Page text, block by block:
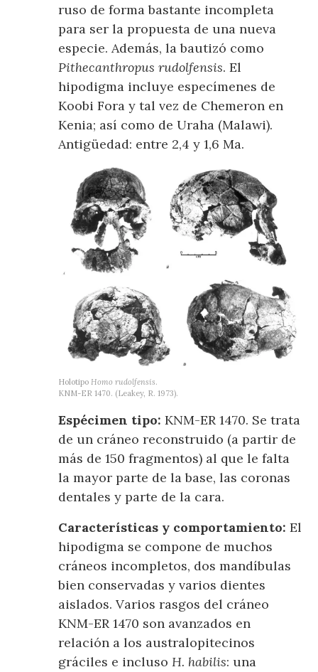
ruso de forma bastante incompleta
para ser la propuesta de una nueva
especie. Además, la bautizó como
Pithecanthropus rudolfensis. El
hipodigma incluye especímenes de
Koobi Fora y tal vez de Chemeron en
Kenia; así como de Uraha (Malawi).
Antigüedad: entre 2,4 y 1,6 Ma.
HolotipoHomo rudolfensis.
KNM-ER 1470. (Leakey, R. 1973).
Espécimen tipo:KNM-ER 1470. Se trata
de un cráneo reconstruido (a partir de
más de 150 fragmentos) al que le falta
la mayor parte de la base, las coronas
dentales y parte de la cara.
Características y comportamiento:El
hipodigma se compone de muchos
cráneos incompletos, dos mandíbulas
bien conservadas y varios dientes
aislados. Varios rasgos del cráneo
KNM-ER 1470 son avanzados en
relación a los australopitecinos
gráciles e inclusoH. habilis: una